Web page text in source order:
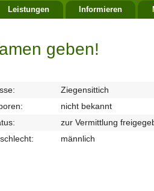
Leistungen Informieren
geben!
Ziegensittich
nicht bekannt
zur Vermittlung
männlich